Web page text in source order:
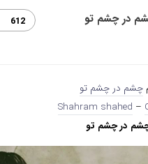
در چشم تو 612
چشم در چشم تو
Shahram shahed –
در چشم تو